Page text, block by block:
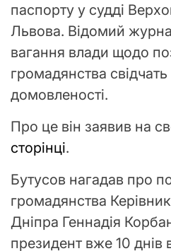
паспорту у судді
Львова. Відомий
вагання влади щодо
громадянства
домовленості.
Про це він заявив на
сторінці.
Бутусов нагадав про
громадянства
Дніпра Геннадія
президент вже 10 днів